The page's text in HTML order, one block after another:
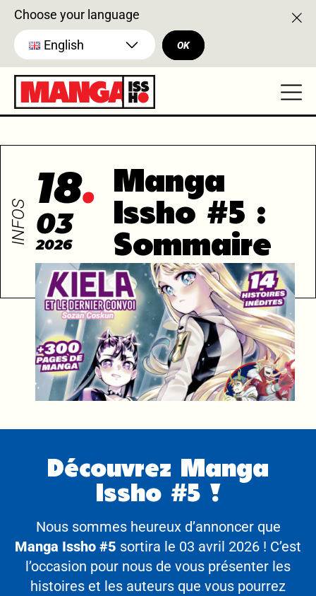
Choose your language
English OK
INFOS
18
03
2026
Manga
Issho #5 :
Sommaire
Découvrez Manga
Issho #5 !
Nous sommes heureux d’annoncer que
Manga Issho #5 sortira le 03 avril 2026 ! C’est
l’occasion pour nous de vous présenter les
histoires et les auteurs que vous pourrez